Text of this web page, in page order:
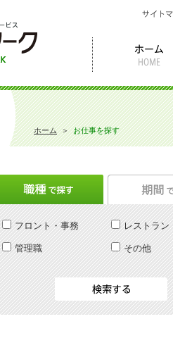
ホーム＞お仕事を探す
フロント・事務 レストラン
管理職 その他